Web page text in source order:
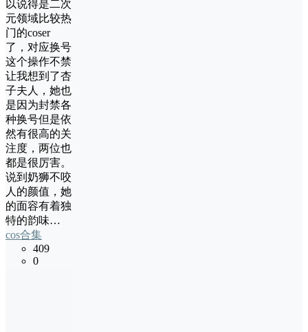
以说得是二次
元领域比较热
门的coser
了，对应换号
这个操作不禁
让我想到了杏
子夫人，她也
是因为封禁各
种换号但是依
然有很高的关
注度，两位也
都是很厉害。
说到奶狮不咬
人的颜值，她
的面容有着独
特的韵味…
cos合集
409
0